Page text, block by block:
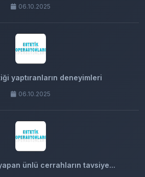
06.10.2025
yaptıranların deneyimleri
06.10.2025
ünlü cerrahların tavsiye...